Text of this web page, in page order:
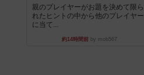
親のプレイヤーがお題を決めて限ら
れたヒントの中から他のプレイヤー
に当て...
約14時間前by mob567